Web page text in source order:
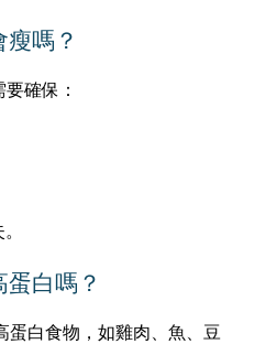
瘦嗎？
確保：
蛋白嗎？
蛋白食物，如雞肉、魚、豆